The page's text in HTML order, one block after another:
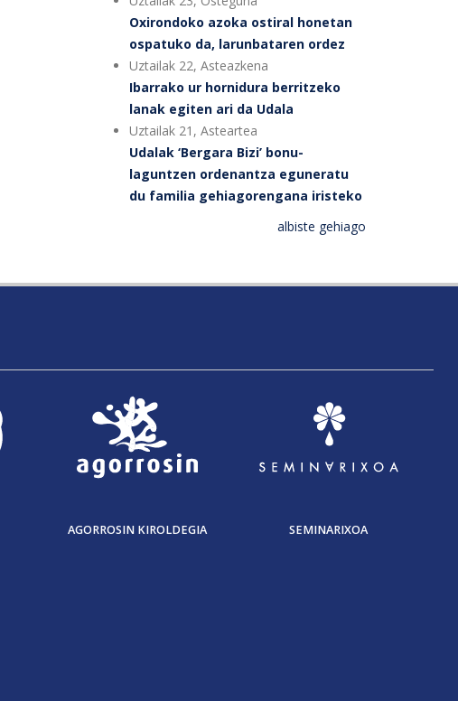
Oxirondoko azoka ostiral honetan
ospatuko da, larunbataren ordez
Uztailak 22, Asteazkena
Ibarrako ur hornidura berritzeko
lanak egiten ari da Udala
Uztailak 21, Asteartea
Udalak ‘Bergara Bizi’ bonu-
laguntzen ordenantza eguneratu
du familia gehiagorengana iristeko
albiste gehiago
AGORROSIN KIROLDEGIA SEMINARIXOA